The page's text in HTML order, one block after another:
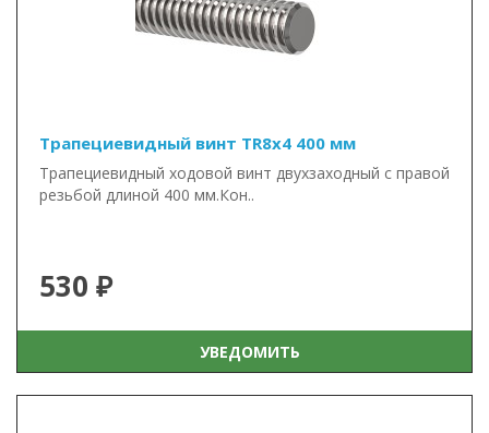
Трапециевидный винт TR8x4 400 мм
Трапециевидный ходовой винт двухзаходный с правой
резьбой длиной 400 мм.Кон..
530 ₽
УВЕДОМИТЬ